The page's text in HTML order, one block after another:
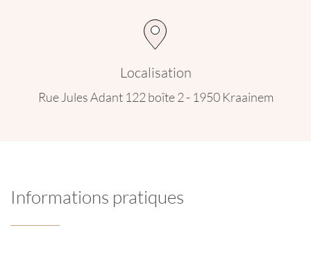
Localisation
Rue Jules Adant 122 boîte 2 - 1950 Kraainem
Informations pratiques